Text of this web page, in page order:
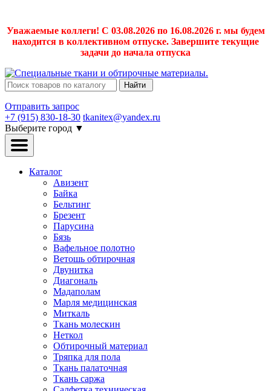
Уважаемые коллеги! С 03.08.2026 по 16.08.2026 г. мы будем
находится в коллективном отпуске. Завершите текущие
задачи до начала отпуска
Найти
Отправить запрос
+7 (915) 830-18-30 tkanitex@yandex.ru
Выберите город ▼
Каталог
Авизент
Байка
Бельтинг
Брезент
Парусина
Бязь
Вафельное полотно
Ветошь обтирочная
Двунитка
Диагональ
Мадаполам
Марля медицинская
Миткаль
Ткань молескин
Неткол
Обтирочный материал
Тряпка для пола
Ткань палаточная
Ткань саржа